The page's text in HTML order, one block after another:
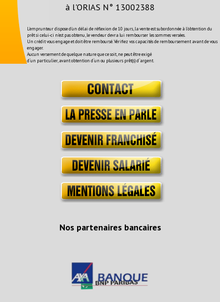
à l'ORIAS N° 13002388
L'emprunteur dispose d'un délai de réflexion de 10 jours, la vente est subordonnée à l'obtention du
prêt si celui-ci n'est pas obtenu, le vendeur devra lui rembourser les sommes versées.
Un crédit vous engage et doit être remboursé. Vérifiez vos capacités de remboursement avant de vous
engager.
Aucun versement de quelque nature que ce soit, ne peut être exigé
d´un particulier, avant obtention d´un ou plusieurs prêt(s) d´argent.
Nos partenaires bancaires